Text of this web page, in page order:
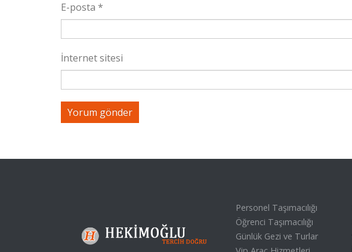
E-posta *
İnternet sitesi
Personel Taşımacılığı
Öğrenci Taşımacılığı
Günlük Gezi ve Turlar